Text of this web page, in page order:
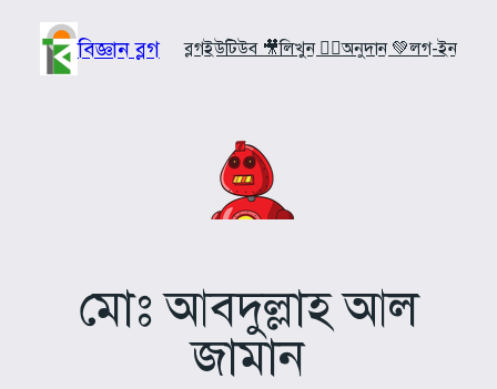
content
বিজ্ঞান ব্লগ ব্লগইউটিউব 🎥লিখুন ✍🏼অনুদান 💚লগ-ইন
মোঃ আবদুল্লাহ আল
জামান